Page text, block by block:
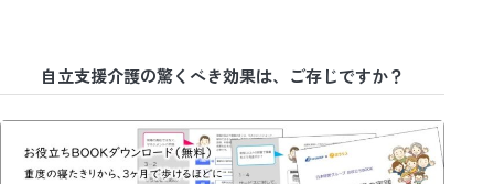
自立支援介護の驚くべき効果は、ご存じですか？